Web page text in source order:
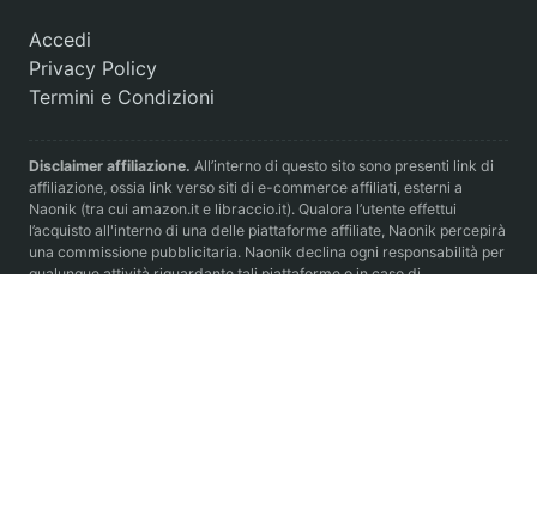
Accedi
Privacy Policy
Termini e Condizioni